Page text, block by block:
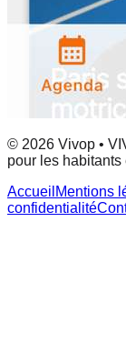
© 2026 Vivop •
pour les habitants
Accueil Mentions
confidentialité